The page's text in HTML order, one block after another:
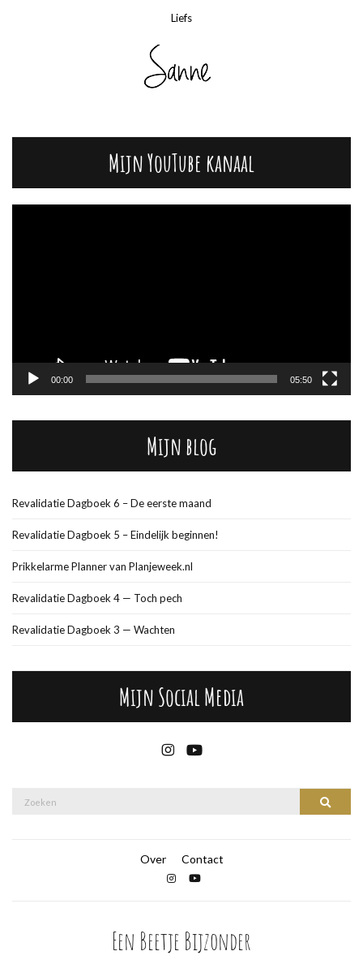
Liefs
Mijn YouTube kanaal
00:00 05:50
Mijn blog
Revalidatie Dagboek 6 – De eerste maand
Revalidatie Dagboek 5 – Eindelijk beginnen!
Prikkelarme Planner van Planjeweek.nl
Revalidatie Dagboek 4 — Toch pech
Revalidatie Dagboek 3 — Wachten
Mijn Social Media
Over Contact
Een Beetje Bijzonder